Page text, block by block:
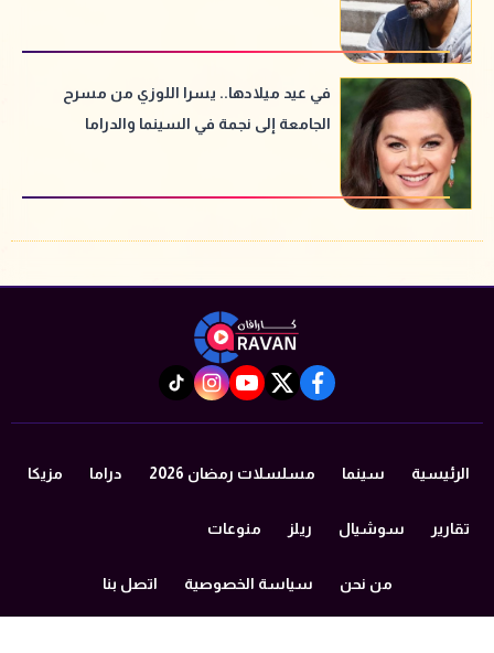
في عيد ميلادها.. يسرا اللوزي من مسرح
الجامعة إلى نجمة في السينما والدراما
facebook
twitter
youtube
instagram
tiktok
الرئيسية سينما مسلسلات رمضان 2026 دراما مزيكا
تقارير سوشيال ريلز منوعات
من نحن سياسة الخصوصية اتصل بنا